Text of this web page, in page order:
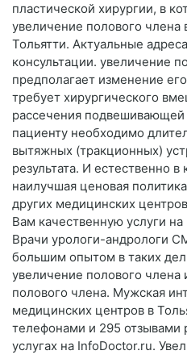
пластической хирургии, в
увеличение полового
Тольятти. Актуальные
консультации. увеличение
предполагает изменение
требует хирургического
рассечения подвешивающей
пациенту необходимо
вытяжных (тракционных)
результата. И естественно
наилучшая ценовая
других медицинских
Вам качественную услуги
Врачи урологи-андрологи
большим опытом в таких
увеличение полового члена
полового члена. Мужская
медицинских центров в
телефонами и 295 отзывами
услугах на InfoDoctor.ru.